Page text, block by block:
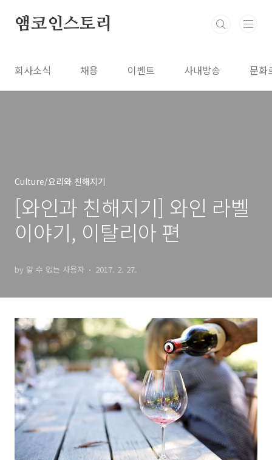
앰코인스토리
회사소식 채용 이벤트 사내방송 문화
Culture/요리와 친해지기
[와인과 친해지기] 와인 라벨
이야기, 이탈리아 편
by 알 수 없는 사용자 2017. 2. 27.